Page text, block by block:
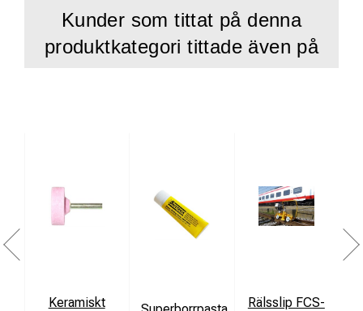
Kunder som tittat på denna
produktkategori tittade även på
Keramiskt
Rälsslip FCS-